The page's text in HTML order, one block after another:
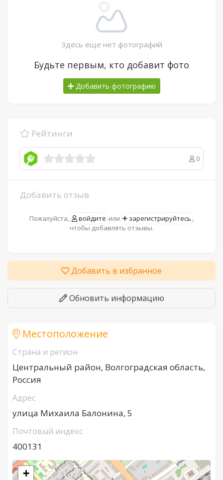
Здесь еще нет фотографий
Будьте первым, кто добавит фото
Добавить фотографию
Рейтинги
0
Добавить отзыв
Пожалуйста, войдите или зарегистрируйтесь ,
чтобы добавлять отзывы.
Добавить в избранное
Обновить информацию
Местоположение
Страна и регион
Центральный район, Волгоградская область,
Россия
Адрес
улица Михаила Балонина, 5
Почтовый индекс
400131
+